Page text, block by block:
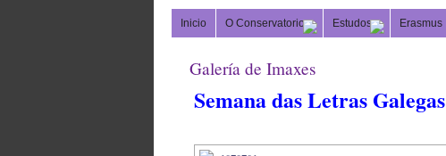
Inicio O Conservatorio Estudos Erasmus
Galería de Imaxes
Semana das Letras Galegas